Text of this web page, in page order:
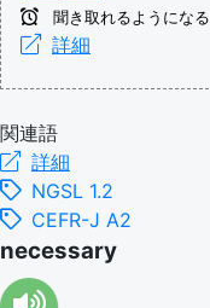
聞き取れるようになる
詳細
関連語
詳細
NGSL 1.2
CEFR-J A2
necessary